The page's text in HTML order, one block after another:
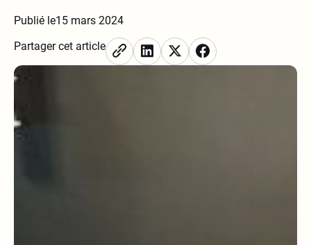
Publié le15 mars 2024
Partager cet article